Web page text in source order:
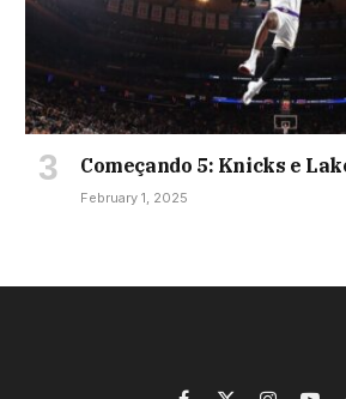
Começando 5: Knicks e
February 1, 2025